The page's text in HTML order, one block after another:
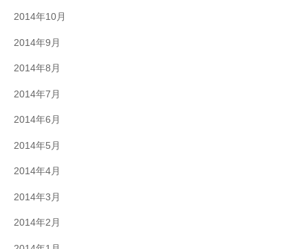
2014年10月
2014年9月
2014年8月
2014年7月
2014年6月
2014年5月
2014年4月
2014年3月
2014年2月